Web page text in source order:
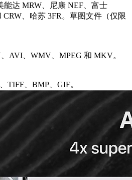
能达 MRW、尼康 NEF、富士
CRW、哈苏 3FR。草图文件（仅限
AVI、WMV、MPEG 和 MKV。
TIFF、BMP、GIF。